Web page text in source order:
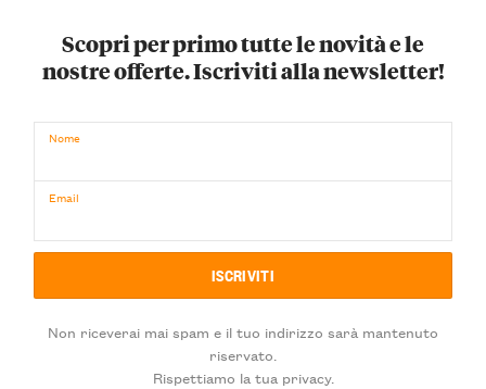
Scopri per primo tutte le novità e le
nostre offerte. Iscriviti alla newsletter!
Nome
Email
Non riceverai mai spam e il tuo indirizzo sarà mantenuto
riservato.
Rispettiamo la tua privacy.